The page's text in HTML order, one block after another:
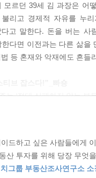
도심의 사례별 투자 가치
위한 지역 분석
프 지역 분석법
(인구 30만 이하) | 광역시
물건 찾기
섯 가지 핵심 이론
에 따른 가격 변화 | 입지
동산은 지역성이라는 특
경우가 있다. 비슷한 수준
확률이 높지만 입지 수준
움직이는 것이다. 강남 3
지역 입지라는 바운더리
퍼져나갈 확률이 매우 높
군 입지인 분당 수내동,
모르던 39세 김 과장은
리고 경제적 자유를 누
고 말한다. 돈을 버는 사
다면 이전과는 다른 삶
등 혼재와 악재에도 흔
는 ‘절대 실패하지 않는 부
서야 1억 원짜리 전셋집
라!’ 이 간절한 마음 하나
책은 다 읽고, 관련 교육
드하고 싶은 사람들에게
산 투자를 위해 당장 무엇
그룹 부동산조사연구소